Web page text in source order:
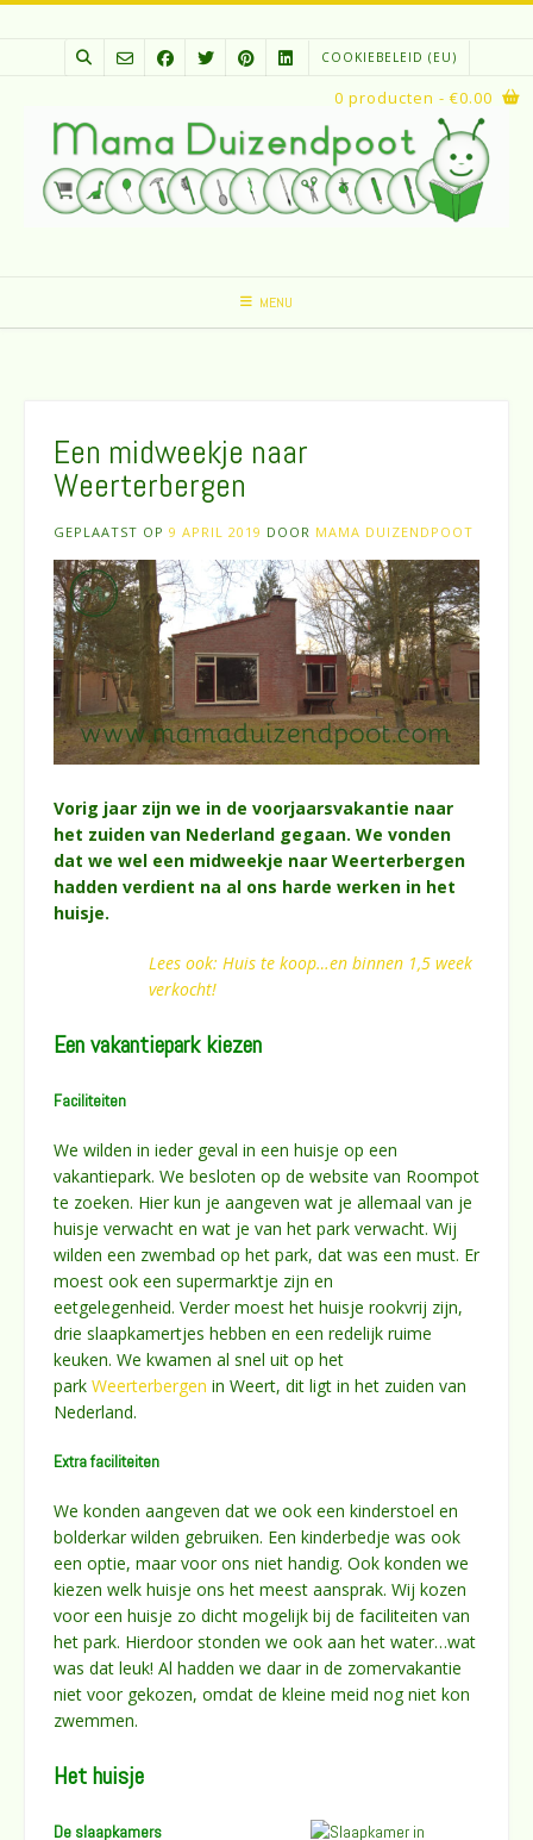
Spring
COOKIEBELEID (EU)
MENU
0 producten - €0.00
Een midweekje naar
Weerterbergen
GEPLAATST OP 9 APRIL 2019 DOOR MAMA DUIZENDPOOT
Vorig jaar zijn we in de voorjaarsvakantie naar
het zuiden van Nederland gegaan. We vonden
dat we wel een midweekje naar Weerterbergen
hadden verdient na al ons harde werken in het
huisje.
Lees ook: Huis te koop…en binnen 1,5 week
verkocht!
Een vakantiepark kiezen
Faciliteiten
We wilden in ieder geval in een huisje op een
vakantiepark. We besloten op de website van Roompot
te zoeken. Hier kun je aangeven wat je allemaal van je
huisje verwacht en wat je van het park verwacht. Wij
wilden een zwembad op het park, dat was een must. Er
moest ook een supermarktje zijn en
eetgelegenheid. Verder moest het huisje rookvrij zijn,
drie slaapkamertjes hebben en een redelijk ruime
keuken. We kwamen al snel uit op het
park Weerterbergen in Weert, dit ligt in het zuiden van
Nederland.
Extra faciliteiten
We konden aangeven dat we ook een kinderstoel en
bolderkar wilden gebruiken. Een kinderbedje was ook
een optie, maar voor ons niet handig. Ook konden we
kiezen welk huisje ons het meest aansprak. Wij kozen
voor een huisje zo dicht mogelijk bij de faciliteiten van
het park. Hierdoor stonden we ook aan het water…wat
was dat leuk! Al hadden we daar in de zomervakantie
niet voor gekozen, omdat de kleine meid nog niet kon
zwemmen.
Het huisje
De slaapkamers